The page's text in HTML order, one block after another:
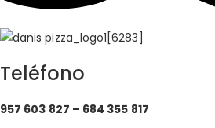
Teléfono
957 603 827 – 684 355 817